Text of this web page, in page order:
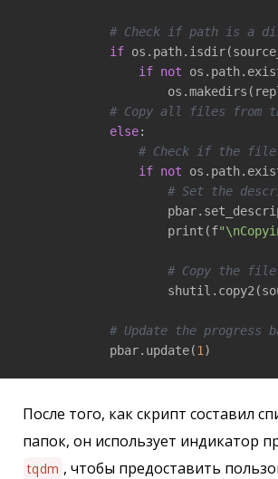
# Check if path is a
if
if not
# Copy all files from
else:
# Check if the
if not
# Set the
                    print(f
# Copy the
# Update the progress
            pbar.update(
1 )
После того, как скрипт составил
папок, он использует индикатор
tqdm , чтобы предоставить